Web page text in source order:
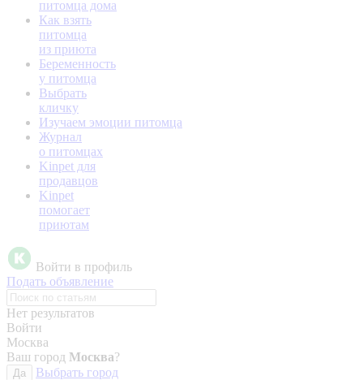
питомца дома
Как взять
питомца
из приюта
Беременность
у питомца
Выбрать
кличку
Изучаем эмоции питомца
Журнал
о питомцах
Kinpet для
продавцов
Kinpet
помогает
приютам
Войти в профиль
Подать объявление
Нет результатов
Войти
Москва
Ваш город Москва?
Да
Выбрать город